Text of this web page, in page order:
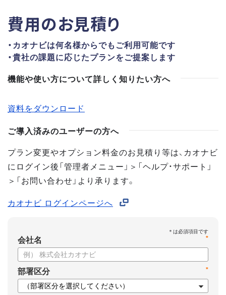
費用のお見積り
・カオナビは何名様からでもご利用可能です
・貴社の課題に応じたプランをご提案します
機能や使い方について詳しく知りたい方へ
資料をダウンロード
ご導入済みのユーザーの方へ
プラン変更やオプション料金のお見積り等は、カオナビ
にログイン後「管理者メニュー」＞「ヘルプ・サポート」
＞「お問い合わせ」より承ります。
カオナビ ログインページへ
*
会社名
*
部署区分